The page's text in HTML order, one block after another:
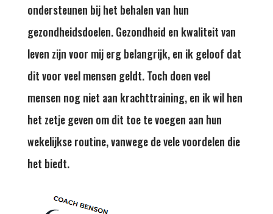
ondersteunen bij het behalen van hun
gezondheidsdoelen. Gezondheid en kwaliteit van
leven zijn voor mij erg belangrijk, en ik geloof dat
dit voor veel mensen geldt. Toch doen veel
mensen nog niet aan krachttraining, en ik wil hen
het zetje geven om dit toe te voegen aan hun
wekelijkse routine, vanwege de vele voordelen die
het biedt.